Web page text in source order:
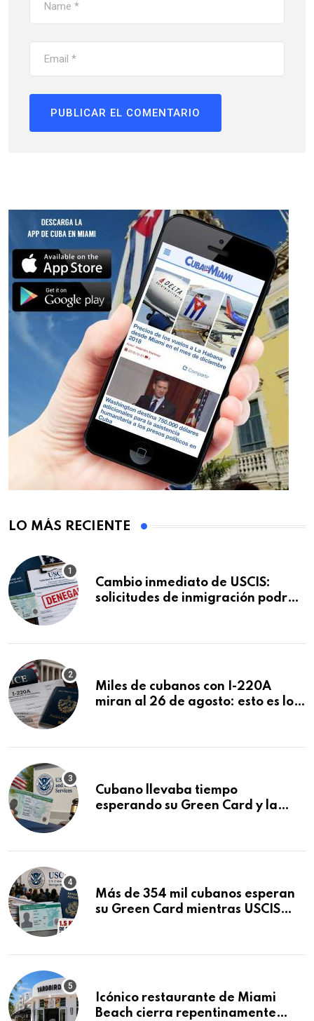
LO MÁS RECIENTE
Cambio inmediato de USCIS:
solicitudes de inmigración podrán
Miles de cubanos con I-220A
miran al 26 de agosto: esto es lo
Cubano llevaba tiempo
esperando su Green Card y la
Más de 354 mil cubanos esperan
su Green Card mientras USCIS
Icónico restaurante de Miami
Beach cierra repentinamente